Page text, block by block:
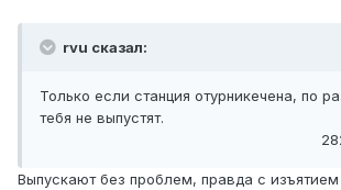
rvu сказал:
Только если станция отурникечена, по
тебя не выпустят.
Выпускают без проблем, правда с изъятием